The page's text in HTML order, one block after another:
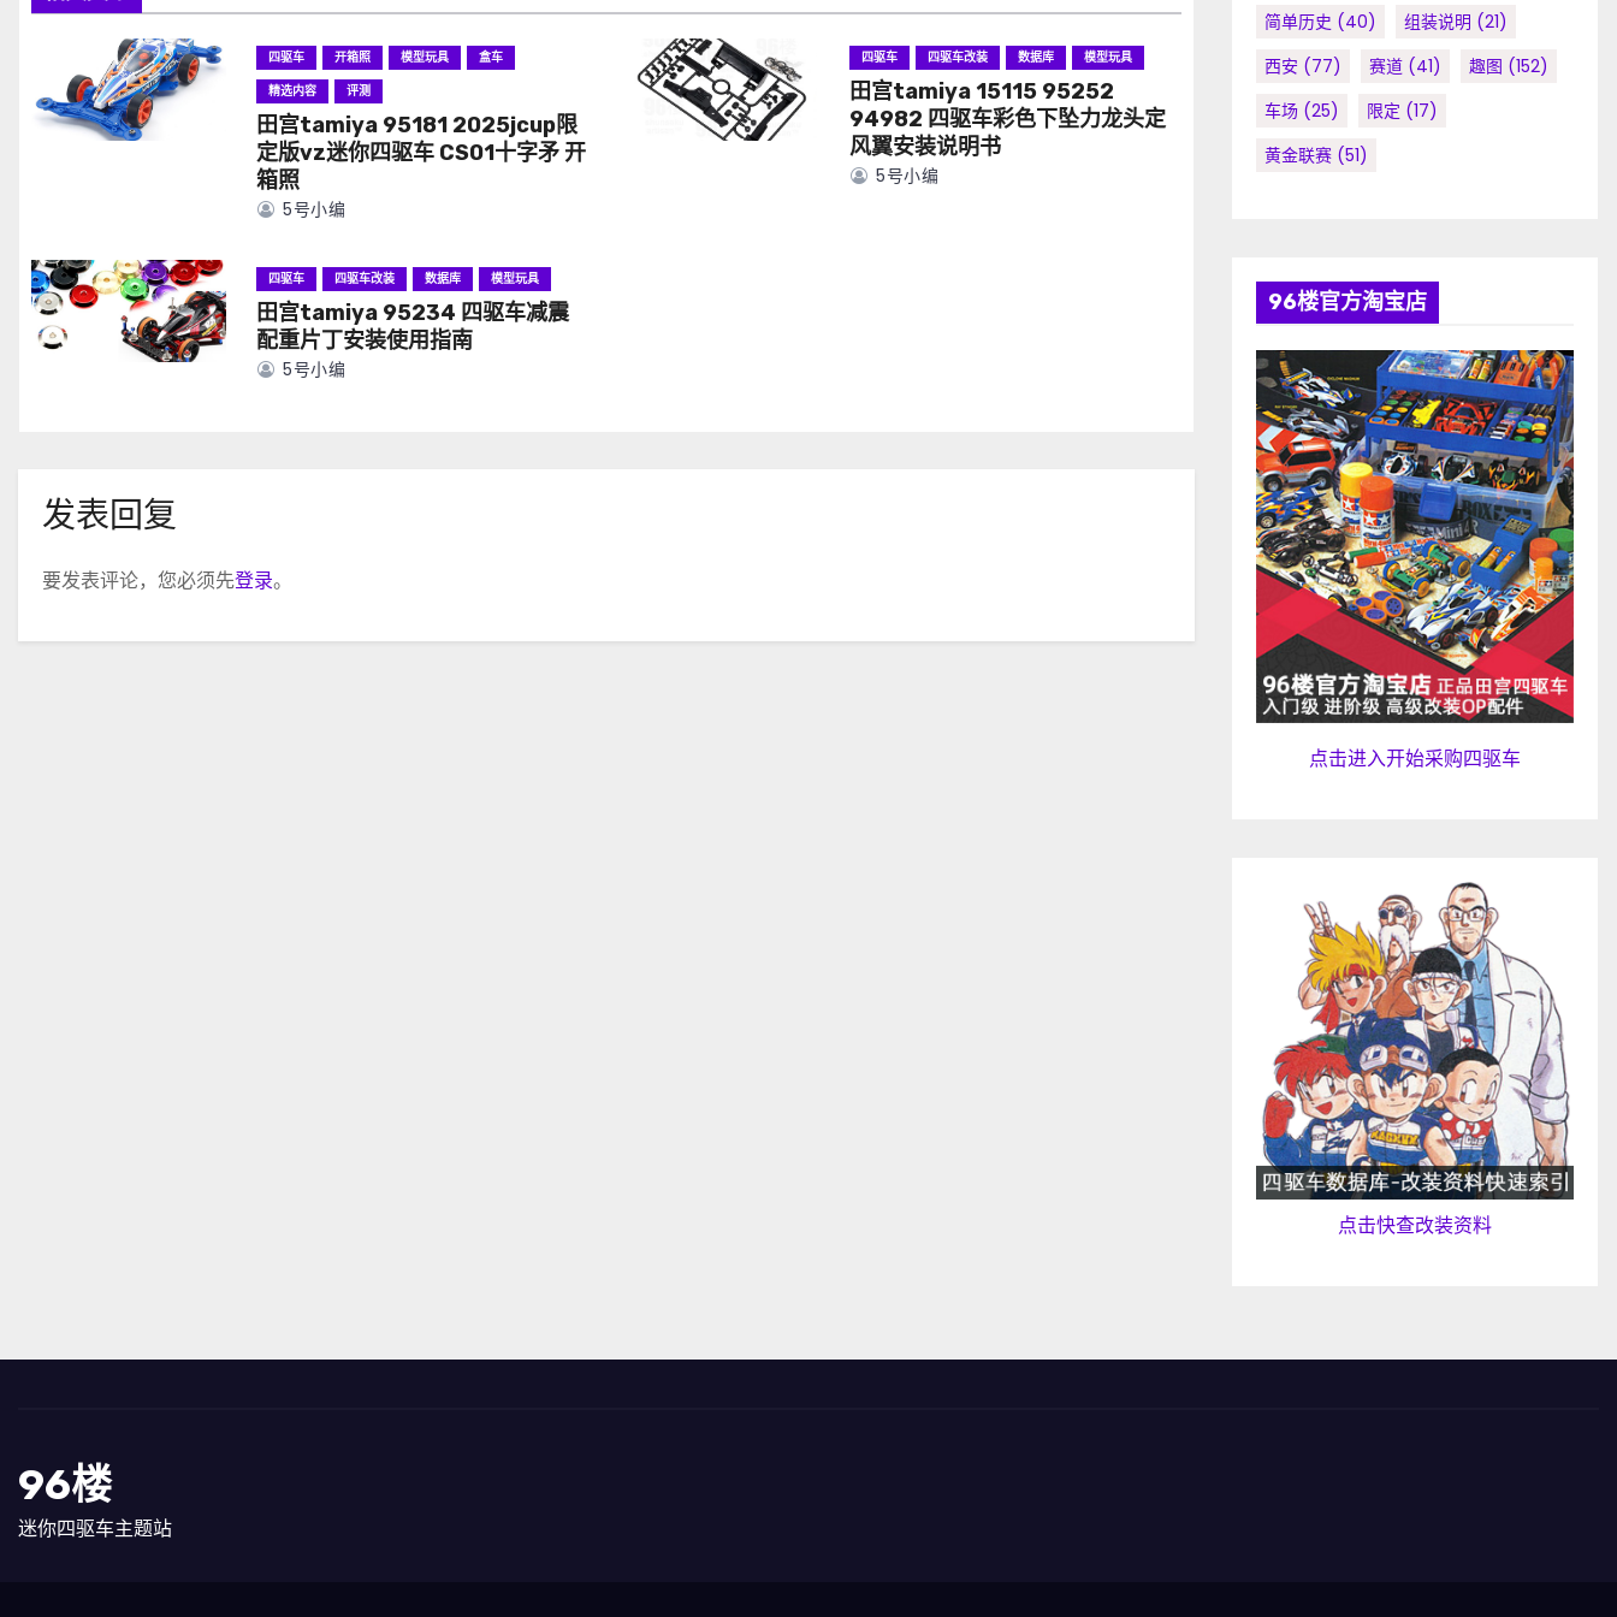
四驱车 开箱照 模型玩具
盒车
精选内容
评测
田宫tamiya 95181 2025jcup限
定版vz迷你四驱车 CS01十字矛 开
箱照
5号小编
四驱车 四驱车改装 数据库 模型玩具
田宫tamiya 15115 95252
94982 四驱车彩色下坠力龙头定
风翼安装说明书
5号小编
四驱车 四驱车改装 数据库 模型玩具
田宫tamiya 95234 四驱车减震
配重片丁安装使用指南
5号小编
发表回复
要发表评论，您必须先登录。
简单历史 (40) 组装说明 (21)
西安 (77) 赛道 (41) 趣图 (152)
车场 (25) 限定 (17)
黄金联赛 (51)
96楼官方淘宝店
点击进入开始采购四驱车
点击快查改装资料
96楼
迷你四驱车主题站